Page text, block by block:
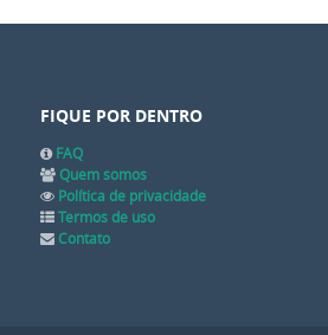
FIQUE POR DENTRO
FAQ
Quem somos
Política de privacidade
Termos de uso
Contato